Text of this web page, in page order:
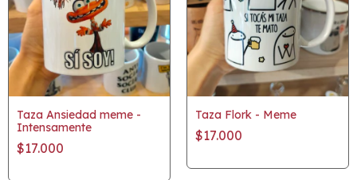
Taza Ansiedad meme -
Intensamente
$17.000
Taza Flork - Meme
$17.000